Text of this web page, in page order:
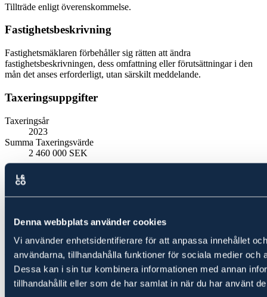
Denna webbplats använder cookies
Vi använder enhetsidentifierare för att anpassa innehållet
användarna, tillhandahålla funktioner för sociala medier och
Dessa kan i sin tur kombinera informationen med annan
tillhandahållit eller som de har samlat in när du har använt
Tillträde enligt överenskommelse.
Fastighetsbeskrivning
Fastighetsmäklaren förbehåller sig rätten att ändra
fastighetsbeskrivningen, dess omfattning eller förutsättningar i den
mån det anses erforderligt, utan särskilt meddelande.
Taxeringsuppgifter
Taxeringsår
2023
Summa Taxeringsvärde
2 460 000 SEK
Dokument & bilagor
Prospekt
Kartor över fastigheten
Karta - Fastighet
Karta - Översikt